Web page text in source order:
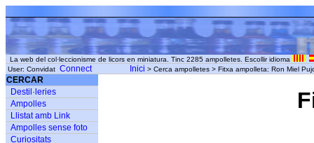
La web del col·leccionisme de licors en miniatura. Tinc 2285 ampolletes. Escollir idioma
User: Convidat Connect Inici > Cerca ampolletes > Fitxa ampolleta: Ron Miel
CERCAR
Destil·leries
Ampolles
Llistat amb Link
Ampolles sense foto
Curiositats